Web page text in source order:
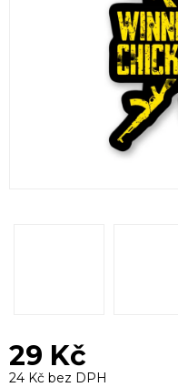
29 Kč
24 Kč bez DPH